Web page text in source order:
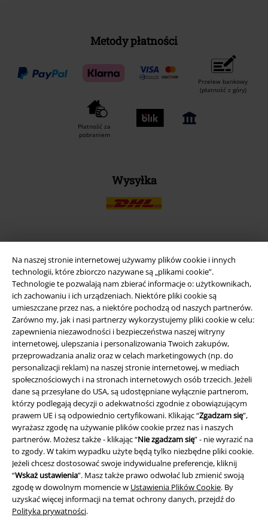
Na naszej stronie internetowej używamy plików cookie i innych
technologii, które zbiorczo nazywane są „plikami cookie”.
Technologie te pozwalają nam zbierać informacje o: użytkownikach,
ich zachowaniu i ich urządzeniach. Niektóre pliki cookie są
umieszczane przez nas, a niektóre pochodzą od naszych partnerów.
Zarówno my, jak i nasi partnerzy wykorzystujemy pliki cookie w celu:
zapewnienia niezawodności i bezpieczeństwa naszej witryny
internetowej, ulepszania i personalizowania Twoich zakupów,
przeprowadzania analiz oraz w celach marketingowych (np. do
personalizacji reklam) na naszej stronie internetowej, w mediach
społecznościowych i na stronach internetowych osób trzecich. Jeżeli
dane są przesyłane do USA, są udostępniane wyłącznie partnerom,
którzy podlegają decyzji o adekwatności zgodnie z obowiązującym
prawem UE i są odpowiednio certyfikowani. Klikając “Zgadzam się”,
wyrażasz zgodę na używanie plików cookie przez nas i naszych
partnerów. Możesz także - klikając “Nie zgadzam się” - nie wyrazić na
to zgody. W takim wypadku użyte będą tylko niezbędne pliki cookie.
Jeżeli chcesz dostosować swoje indywidualne preferencje, kliknij
“Wskaż ustawienia”. Masz także prawo odwołać lub zmienić swoją
zgodę w dowolnym momencie w Ustawienia Plików Cookie. By
uzyskać więcej informacji na temat ochrony danych, przejdź do
Polityka prywatności.
Metody płatności
Przelew bankowy
(płatność z góry)
Płatność za
pobraniem
Wysyłka
Aplikację EMP
Ściągnij nową aplikację EMP - ZA DARMO - i korzystaj z nowych
funkcji!
A Warner Music Group Company